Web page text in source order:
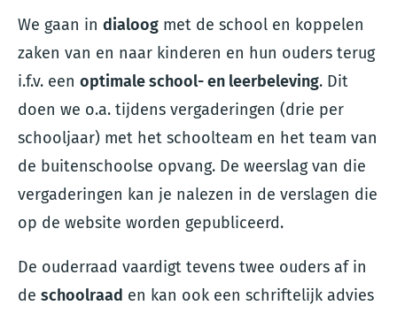
We gaan in dialoog met de school en koppelen
zaken van en naar kinderen en hun ouders terug
i.f.v. een optimale school- en leerbeleving. Dit
doen we o.a. tijdens vergaderingen (drie per
schooljaar) met het schoolteam en het team van
de buitenschoolse opvang. De weerslag van die
vergaderingen kan je nalezen in de verslagen die
op de website worden gepubliceerd.
De ouderraad vaardigt tevens twee ouders af in
de schoolraad en kan ook een schriftelijk advies